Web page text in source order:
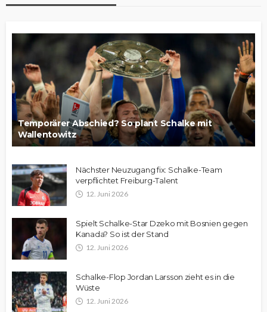
Temporärer Abschied? So plant Schalke mit
Wallentowitz
Nächster Neuzugang fix: Schalke-Team
verpflichtet Freiburg-Talent
12. Juni 2026
Spielt Schalke-Star Dzeko mit Bosnien gegen
Kanada? So ist der Stand
12. Juni 2026
Schalke-Flop Jordan Larsson zieht es in die
Wüste
12. Juni 2026